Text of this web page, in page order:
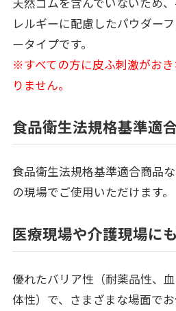
レルギーに配慮したパウダー
ータイプです。
※すべての方に皮ふ刺激がお
りません。
食品衛生法規格基準適
食品衛生法規格基準適合商品
の現場でご使用いただけます。
医療現場や介護現場に
優れたバリア性（耐薬品性、
体性）で、さまざまな場面でお